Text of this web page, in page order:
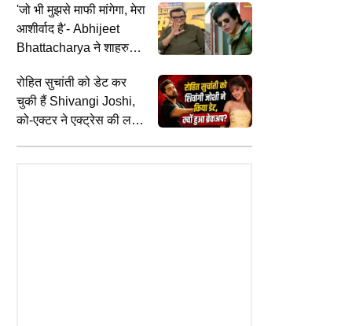
का नाम
'जो भी मुझसे माफी मांगेगा, मेरा
आशीर्वाद है'- Abhijeet
Bhattacharya ने शाहरुख
रोहित सुचांती को डेट कर
चुकी हैं Shivangi Joshi,
को-एक्टर ने एक्ट्रेस की लव